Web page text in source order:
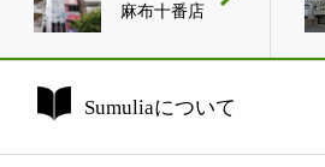
麻布十番店
Sumuliaについて